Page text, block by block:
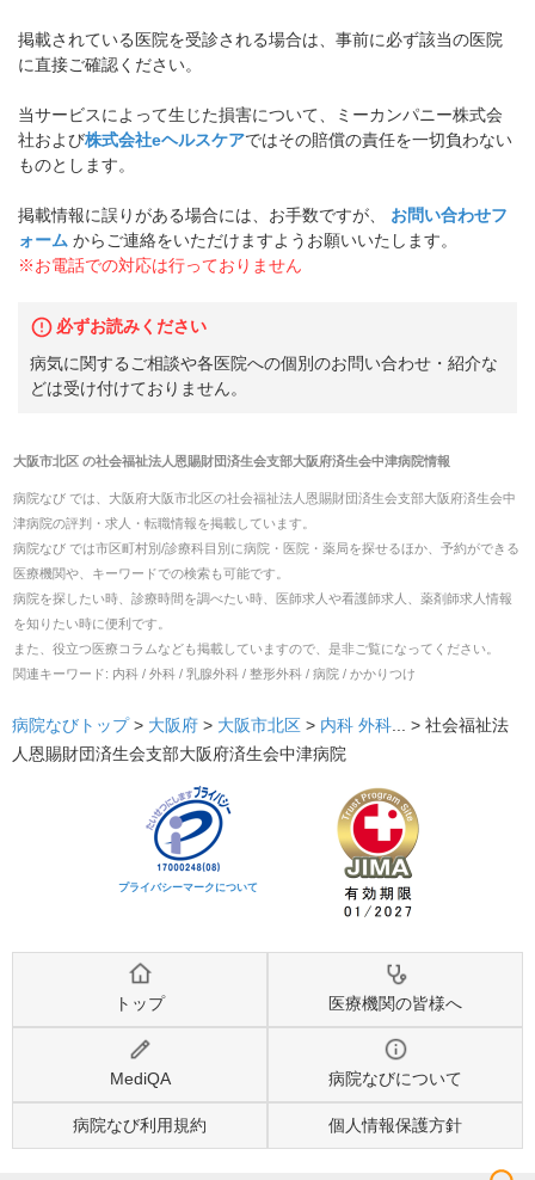
掲載されている医院を受診される場合は、事前に必ず該当の医院
に直接ご確認ください。
当サービスによって生じた損害について、ミーカンパニー株式会
社および株式会社eヘルスケアではその賠償の責任を一切負わない
ものとします。
掲載情報に誤りがある場合には、お手数ですが、
お問い合わせフ
ォーム からご連絡をいただけますようお願いいたします。
※お電話での対応は行っておりません
必ずお読みください
病気に関するご相談や各医院への個別のお問い合わせ・紹介な
どは受け付けておりません。
大阪市北区の社会福祉法人恩賜財団済生会支部大阪府済生会中津病院情報
病院なび では、 大阪府大阪市北区の社会福祉法人恩賜財団済生会支部大阪府済生会中
津病院の評判・求人・転職情報を掲載しています。
病院なび では市区町村別/診療科目別に病院・医院・薬局を探せるほか、予約ができる
医療機関や、キーワードでの検索も可能です。
病院を探したい時、診療時間を調べたい時、医師求人や看護師求人、薬剤師求人情報
を知りたい時に便利です。
また、役立つ医療コラムなども掲載していますので、是非ご覧になってください。
関連キーワード: 内科 / 外科 / 乳腺外科 / 整形外科 / 病院 / かかりつけ
病院なびトップ > 大阪府 > 大阪市北区 > 内科 外科... > 社会福祉法
人恩賜財団済生会支部大阪府済生会中津病院
プライバシーマークについて
トップ 医療機関の皆様へ
MediQA 病院なびについて
病院なび利用規約 個人情報保護方針